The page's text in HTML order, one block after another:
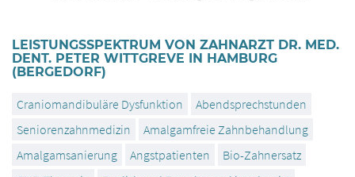
LEISTUNGSSPEKTRUM VON ZAHNARZT DR. MED.
DENT. PETER WITTGREVE IN HAMBURG
(BERGEDORF)
Craniomandibuläre Dysfunktion
Abendsprechstunden
Seniorenzahnmedizin
Amalgamfreie Zahnbehandlung
Amalgamsanierung
Angstpatienten
Bio-Zahnersatz